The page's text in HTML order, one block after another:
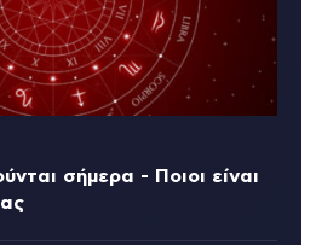
σήμερα - Ποιοι είναι